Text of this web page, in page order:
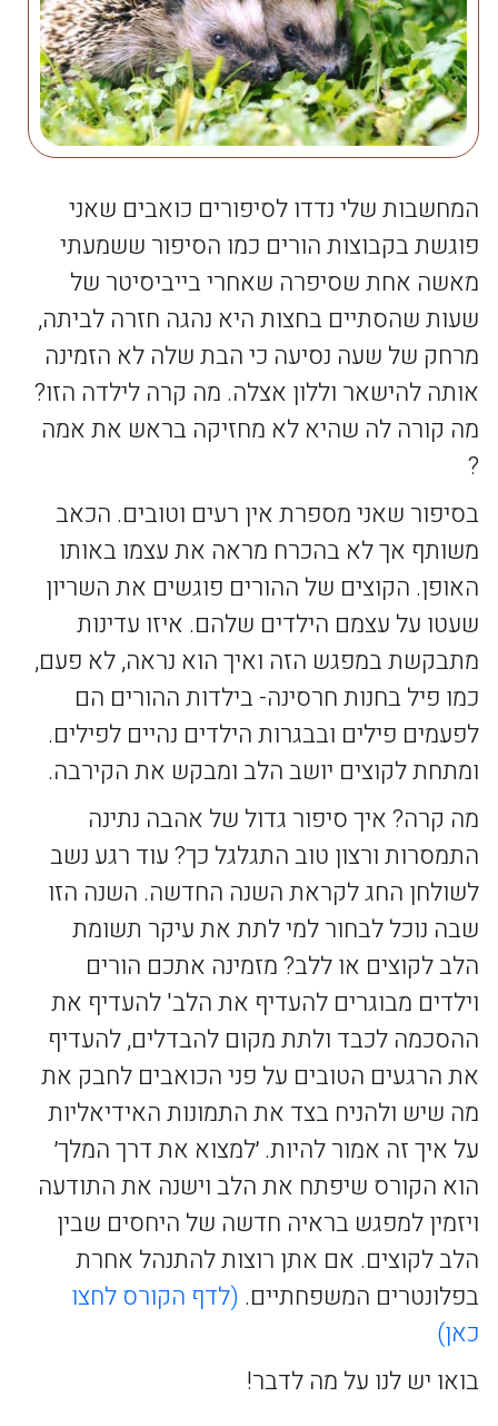
המחשבות שלי נדדו לסיפורים כואבים שאני
פוגשת בקבוצות הורים כמו הסיפור ששמעתי
מאשה אחת שסיפרה שאחרי בייביסיטר של
שעות שהסתיים בחצות היא נהגה חזרה לביתה,
מרחק של שעה נסיעה כי הבת שלה לא הזמינה
אותה להישאר וללון אצלה. מה קרה לילדה הזו?
מה קורה לה שהיא לא מחזיקה בראש את אמה
?
בסיפור שאני מספרת אין רעים וטובים. הכאב
משותף אך לא בהכרח מראה את עצמו באותו
האופן. הקוצים של ההורים פוגשים את השריון
שעטו על עצמם הילדים שלהם. איזו עדינות
מתבקשת במפגש הזה ואיך הוא נראה, לא פעם,
כמו פיל בחנות חרסינה- בילדות ההורים הם
לפעמים פילים ובבגרות הילדים נהיים לפילים.
ומתחת לקוצים יושב הלב ומבקש את הקירבה.
מה קרה? איך סיפור גדול של אהבה נתינה
התמסרות ורצון טוב התגלגל כך? עוד רגע נשב
לשולחן החג לקראת השנה החדשה. השנה הזו
שבה נוכל לבחור למי לתת את עיקר תשומת
הלב לקוצים או ללב? מזמינה אתכם הורים
וילדים מבוגרים להעדיף את הלב' להעדיף את
ההסכמה לכבד ולתת מקום להבדלים, להעדיף
את הרגעים הטובים על פני הכואבים לחבק את
מה שיש ולהניח בצד את התמונות האידיאליות
על איך זה אמור להיות. ׳למצוא את דרך המלך׳
הוא הקורס שיפתח את הלב וישנה את התודעה
ויזמין למפגש בראיה חדשה של היחסים שבין
הלב לקוצים. אם אתן רוצות להתנהל אחרת
בפלונטרים המשפחתיים. (לדף הקורס לחצו
כאן)
בואו יש לנו על מה לדבר!